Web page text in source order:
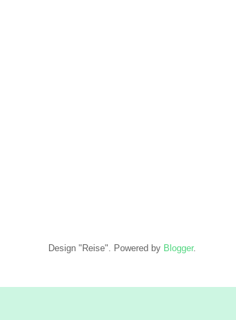
Design "Reise". Powered by Blogger.